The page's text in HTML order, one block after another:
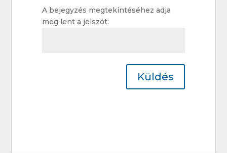
A bejegyzés megtekintéséhez adja
meg lent a jelszót:
Küldés